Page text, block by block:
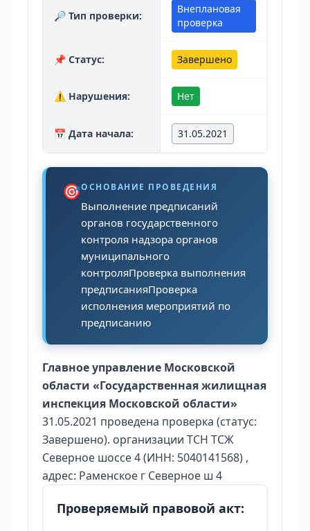
🔎 Тип проверки:
Внеплановая
проверка
📌 Статус: Завершено
⚠️ Нарушения: Нет
📅 Дата начала: 31.05.2021
🎯ОСНОВАНИЕ ПРОВЕДЕНИЯ
Выполнение предписаний
органов государственного
контроля надзора органов
муниципального
контроляПроверка выполнения
предписанияПроверка
исполнения мероприятий по
предписанию
Главное управление Московской
области «Государственная жилищная
инспекция Московской области»
31.05.2021 проведена проверка (статус:
Завершено). организации ТСН ТСЖ
Северное шоссе 4 (ИНН: 5040141568) ,
адрес: Раменское г Северное ш 4
Проверяемый правовой акт: